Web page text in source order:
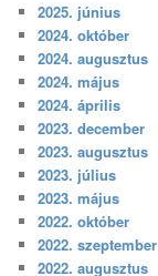
2025. június
2024. október
2024. augusztus
2024. május
2024. április
2023. december
2023. augusztus
2023. július
2023. május
2022. október
2022. szeptember
2022. augusztus